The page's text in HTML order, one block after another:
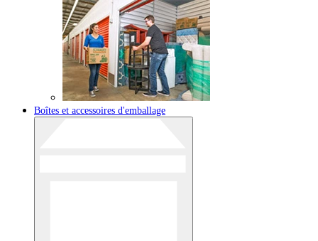
Boîtes et accessoires d'emballage